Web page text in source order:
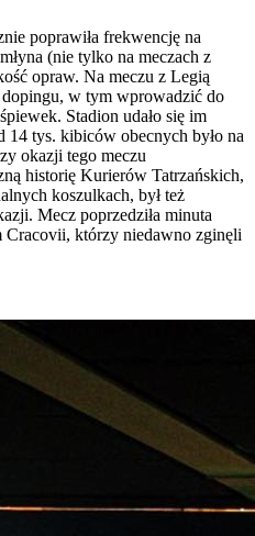
poprawiła frekwencję na
(nie tylko na meczach z
opraw. Na meczu z Legią
w tym wprowadzić do
Stadion udało się im
14 tys. kibiców obecnych było na
okazji tego meczu
historię Kurierów Tatrzańskich,
koszulkach, był też
Mecz poprzedziła minuta
którzy niedawno zginęli